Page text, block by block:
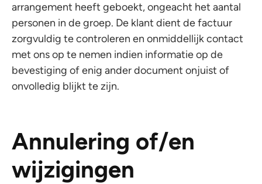
arrangement heeft geboekt, ongeacht het aantal
personen in de groep. De klant dient de factuur
zorgvuldig te controleren en onmiddellijk contact
met ons op te nemen indien informatie op de
bevestiging of enig ander document onjuist of
onvolledig blijkt te zijn.
Annulering of/en
wijzigingen